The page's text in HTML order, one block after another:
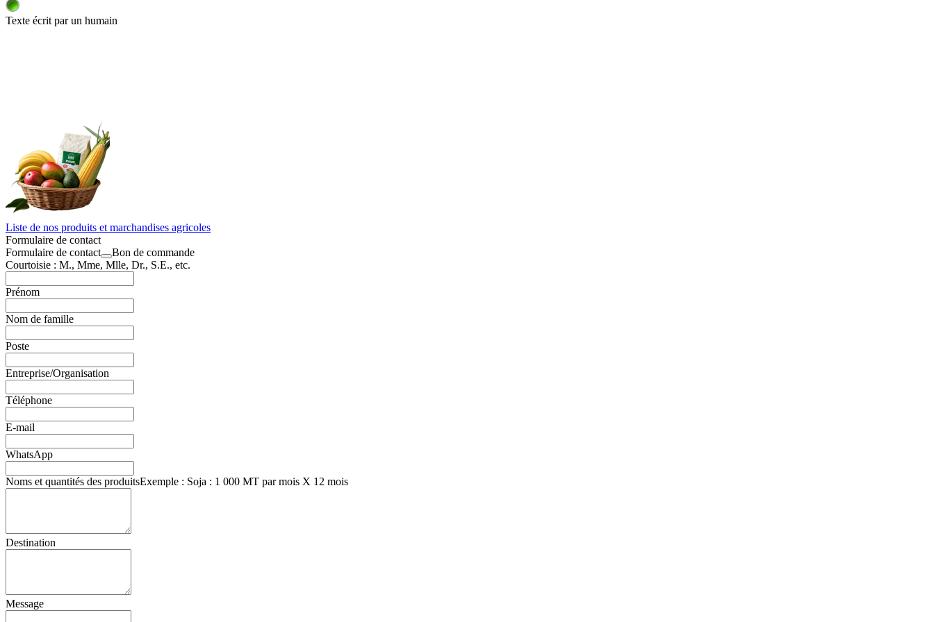
Texte écrit par un humain
Liste de nos produits et marchandises agricoles
Formulaire de contact
Formulaire de contact
Bon de commande
Courtoisie : M., Mme, Mlle, Dr., S.E., etc.
Prénom
Nom de famille
Poste
Entreprise/Organisation
Téléphone
E-mail
WhatsApp
Noms et quantités des produitsExemple : Soja : 1 000 MT par mois X 12 mois
Destination
Message